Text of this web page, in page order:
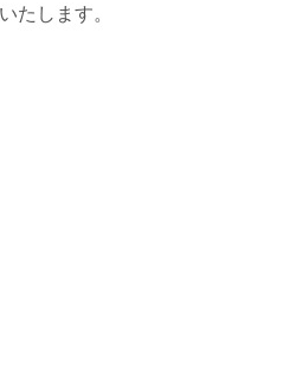
たします。